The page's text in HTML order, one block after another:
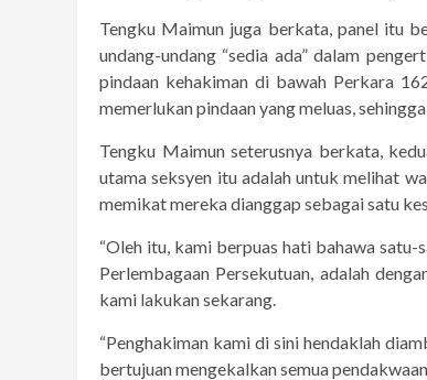
Tengku Maimun juga berkata, panel itu
undang-undang “sedia ada” dalam
pindaan kehakiman di bawah Perkara
memerlukan pindaan yang meluas,
Tengku Maimun seterusnya berkata,
utama seksyen itu adalah untuk melihat
memikat mereka dianggap sebagai satu
“Oleh itu, kami berpuas hati bahawa
Perlembagaan Persekutuan, adalah
kami lakukan sekarang.
“Penghakiman kami di sini hendaklah
bertujuan mengekalkan semua